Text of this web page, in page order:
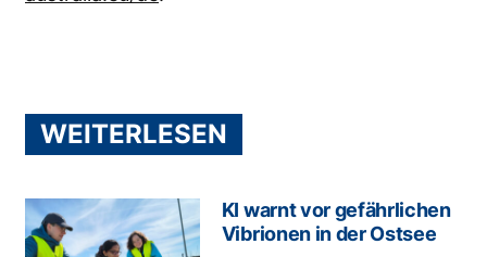
WEITERLESEN
KI warnt vor gefährlichen
Vibrionen in der Ostsee